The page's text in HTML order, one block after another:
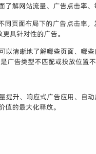
解网站流量、广告点击率、
页面布局下的广告点击率
具针对性的广告。
清晰地了解哪些页面、哪
告类型不匹配或投放位置
升、响应式广告应用、自
的最大化释放。